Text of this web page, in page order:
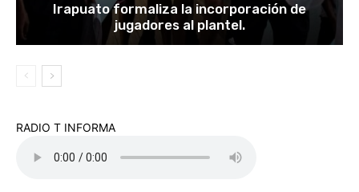
Irapuato formaliza la incorporación de
jugadores al plantel.
RADIO T INFORMA